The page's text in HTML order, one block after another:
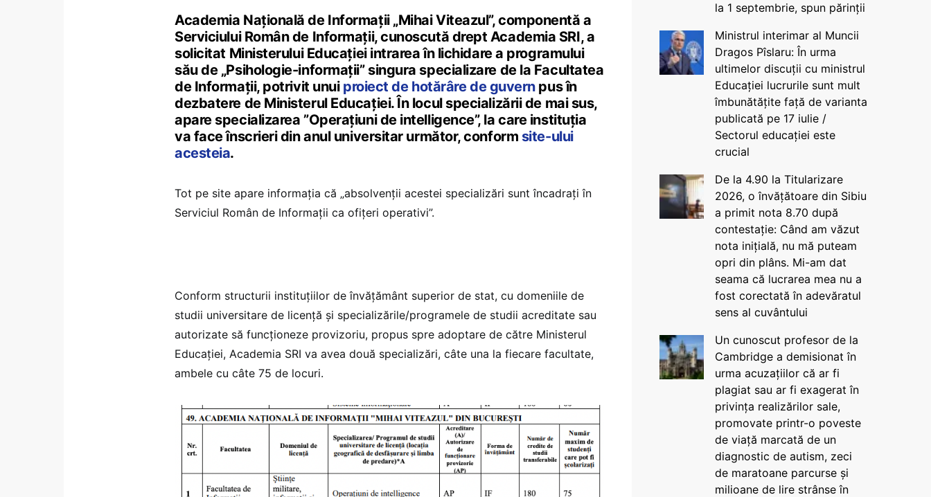
Academia Națională de Informații „Mihai Viteazul”, componentă a
Serviciului Român de Informații, cunoscută drept Academia SRI, a
solicitat Ministerului Educației intrarea în lichidare a programului
său de „Psihologie-informații” singura specializare de la Facultatea
de Informații, potrivit unui proiect de hotărâre de guvernpus în
dezbatere de Ministerul Educației. În locul specializării de mai sus,
apare specializarea ”Operațiuni de intelligence”, la care instituția
va face înscrieri din anul universitar următor, conform site-ului
acesteia.
Tot pe site apare informația că „absolvenții acestei specializări sunt încadrați în
Serviciul Român de Informații ca ofițeri operativi”.
Conform structurii instituţiilor de învăţământ superior de stat, cu domeniile de
studii universitare de licenţă şi specializările/programele de studii acreditate sau
autorizate să funcţioneze provizoriu, propus spre adoptare de către Ministerul
Educației, Academia SRI va avea două specializări, câte una la fiecare facultate,
ambele cu câte 75 de locuri.
la 1 septembrie, spun părinții
Ministrul interimar al Muncii
Dragos Pîslaru: În urma
ultimelor discuții cu ministrul
Educației lucrurile sunt mult
îmbunătățite față de varianta
publicată pe 17 iulie /
Sectorul educației este
crucial
De la 4.90 la Titularizare
2026, o învățătoare din Sibiu
a primit nota 8.70 după
contestație: Când am văzut
nota inițială, nu mă puteam
opri din plâns. Mi-am dat
seama că lucrarea mea nu a
fost corectată în adevăratul
sens al cuvântului
Un cunoscut profesor de la
Cambridge a demisionat în
urma acuzațiilor că ar fi
plagiat sau ar fi exagerat în
privința realizărilor sale,
promovate printr-o poveste
de viață marcată de un
diagnostic de autism, zeci
de maratoane parcurse și
milioane de lire strânse în